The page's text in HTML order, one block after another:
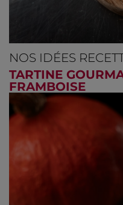
NOS IDÉES
TARTINE
FRAMBOISE